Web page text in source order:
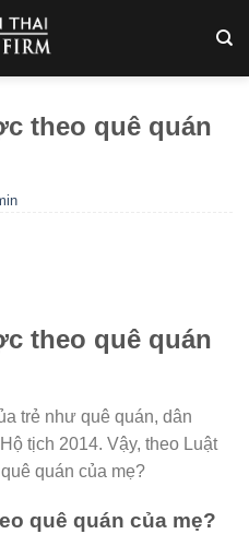
theo quê quán
theo quê quán
trẻ như quê quán, dân
tịch 2014. Vậy, theo Luật
quán của mẹ?
quê quán của mẹ?